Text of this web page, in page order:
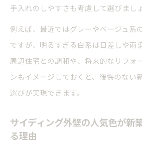
手入れのしやすさも考慮して選びましょ
例えば、最近ではグレーやベージュ系
ですが、明るすぎる白系は日差しや雨
周辺住宅との調和や、将来的なリフォ
ンもイメージしておくと、後悔のない
選びが実現できます。
サイディング外壁の人気色が新
る理由